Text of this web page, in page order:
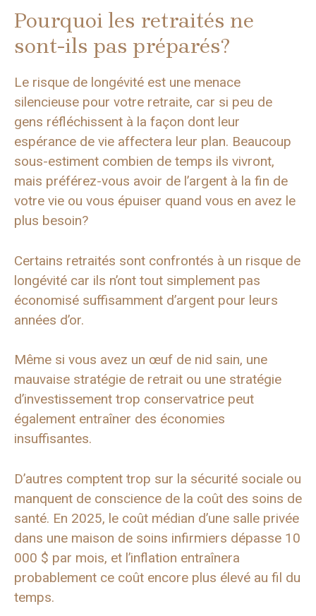
Pourquoi les retraités ne
sont-ils pas préparés?
Le risque de longévité est une menace
silencieuse pour votre retraite, car si peu de
gens réfléchissent à la façon dont leur
espérance de vie affectera leur plan. Beaucoup
sous-estiment combien de temps ils vivront,
mais préférez-vous avoir de l’argent à la fin de
votre vie ou vous épuiser quand vous en avez le
plus besoin?
Certains retraités sont confrontés à un risque de
longévité car ils n’ont tout simplement pas
économisé suffisamment d’argent pour leurs
années d’or.
Même si vous avez un œuf de nid sain, une
mauvaise stratégie de retrait ou une stratégie
d’investissement trop conservatrice peut
également entraîner des économies
insuffisantes.
D’autres comptent trop sur la sécurité sociale ou
manquent de conscience de la coût des soins de
santé. En 2025, le coût médian d’une salle privée
dans une maison de soins infirmiers dépasse 10
000 $ par mois, et l’inflation entraînera
probablement ce coût encore plus élevé au fil du
temps.